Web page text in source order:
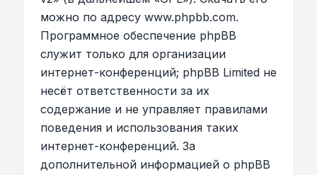
можно по адресу www.phpbb.com.
Программное обеспечение phpBB
служит только для организации
интернет-конференций; phpBB Limited не
несёт ответственности за их
содержание и не управляет правилами
поведения и использования таких
интернет-конференций. За
дополнительной информацией о phpBB